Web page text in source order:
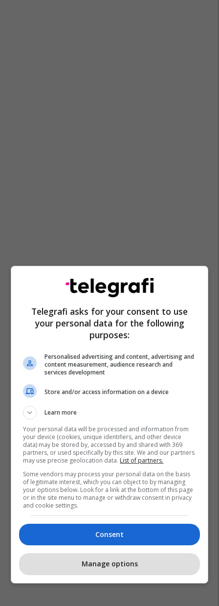
Gabriel Magalhaes Arsenal Premier League
Telegrafi asks for your consent to use
your personal data for the following
purposes:
Personalised advertising and content, advertising and
content measurement, audience research and
services development
Store and/or access information on a device
Learn more
Your personal data will be processed and information from
your device (cookies, unique identifiers, and other device
data) may be stored by, accessed by and shared with 369
partners, or used specifically by this site. We and our partners
may use precise geolocation data. List of partners.
Some vendors may process your personal data on the basis
of legitimate interest, which you can object to by managing
your options below. Look for a link at the bottom of this page
or in the site menu to manage or withdraw consent in privacy
and cookie settings.
Consent
Manage options